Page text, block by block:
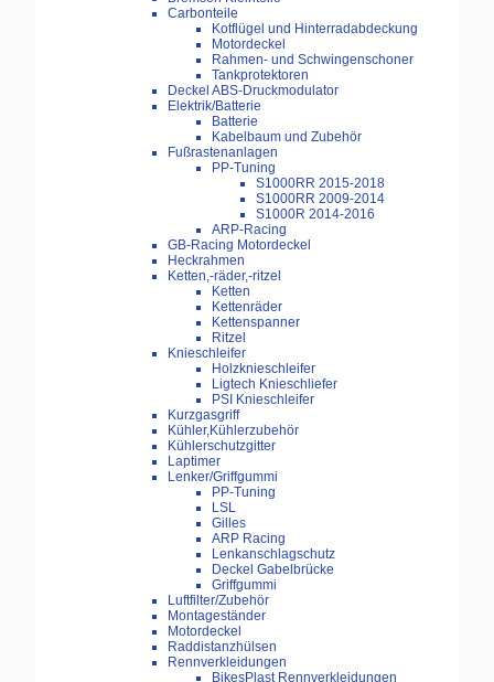
Carbonteile
Kotflügel und Hinterradabdeckung
Motordeckel
Rahmen- und Schwingenschoner
Tankprotektoren
Deckel ABS-Druckmodulator
Elektrik/Batterie
Batterie
Kabelbaum und Zubehör
Fußrastenanlagen
PP-Tuning
S1000RR 2015-2018
S1000RR 2009-2014
S1000R 2014-2016
ARP-Racing
GB-Racing Motordeckel
Heckrahmen
Ketten,-räder,-ritzel
Ketten
Kettenräder
Kettenspanner
Ritzel
Knieschleifer
Holzknieschleifer
Ligtech Knieschliefer
PSI Knieschleifer
Kurzgasgriff
Kühler,Kühlerzubehör
Kühlerschutzgitter
Laptimer
Lenker/Griffgummi
PP-Tuning
LSL
Gilles
ARP Racing
Lenkanschlagschutz
Deckel Gabelbrücke
Griffgummi
Luftfilter/Zubehör
Montageständer
Motordeckel
Raddistanzhülsen
Rennverkleidungen
BikesPlast Rennverkleidungen